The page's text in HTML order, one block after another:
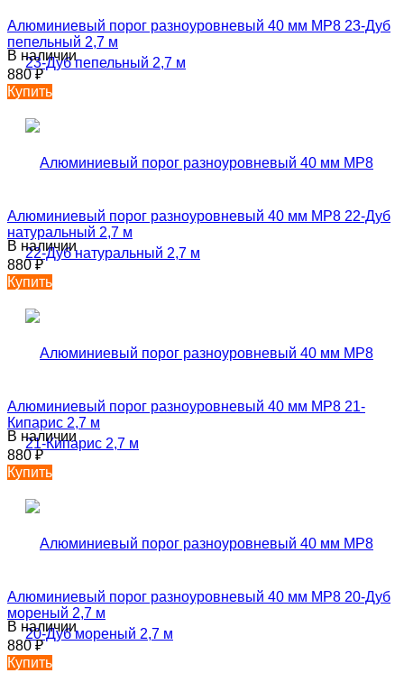
Алюминиевый порог разноуровневый 40 мм MP8 23-Дуб
пепельный 2,7 м
В наличии
880₽
Купить
Алюминиевый порог разноуровневый 40 мм MP8 22-Дуб
натуральный 2,7 м
В наличии
880₽
Купить
Алюминиевый порог разноуровневый 40 мм MP8 21-
Кипарис 2,7 м
В наличии
880₽
Купить
Алюминиевый порог разноуровневый 40 мм MP8 20-Дуб
мореный 2,7 м
В наличии
880₽
Купить